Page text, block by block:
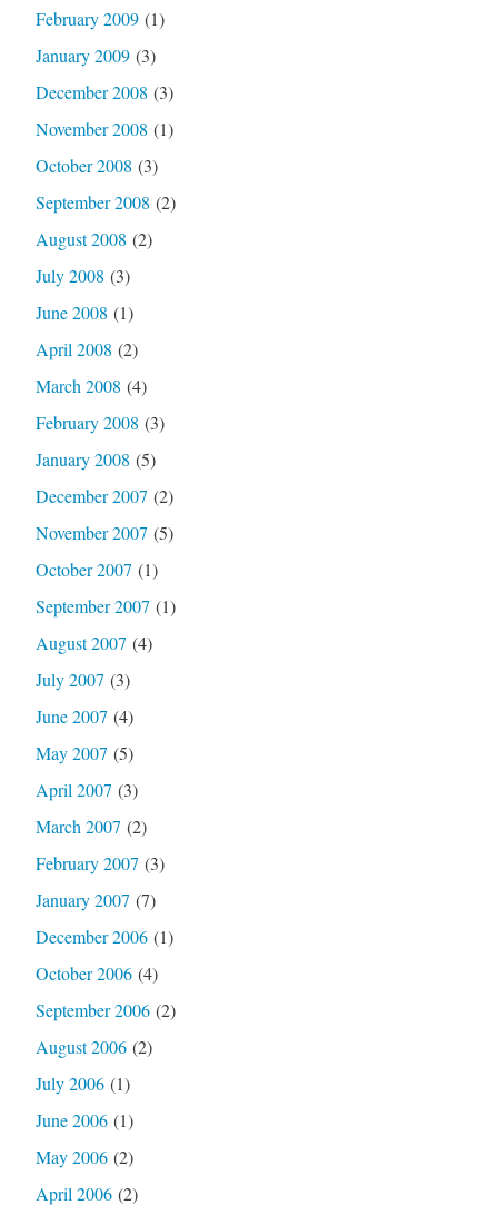
February 2009(1)
January 2009(3)
December 2008 (3)
November 2008 (1)
October 2008 (3)
September 2008 (2)
August 2008 (2)
July 2008 (3)
June 2008 (1)
April 2008 (2)
March 2008 (4)
February 2008 (3)
January 2008 (5)
December 2007 (2)
November 2007 (5)
October 2007 (1)
September 2007 (1)
August 2007 (4)
July 2007 (3)
June 2007 (4)
May 2007 (5)
April 2007 (3)
March 2007 (2)
February 2007 (3)
January 2007 (7)
December 2006(1)
October 2006(4)
September 2006(2)
August 2006(2)
July 2006(1)
June 2006(1)
May 2006(2)
April 2006(2)